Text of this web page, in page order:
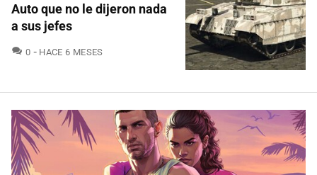
Auto que no le dijeron nada
a sus jefes
0 COMENTARIOS
HACE 6 MESES